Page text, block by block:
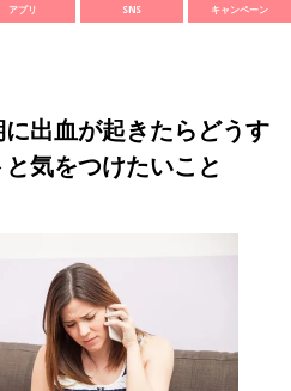
アプリ SNS キャンペーン
に出血が起きたらどうす
気をつけたいこと